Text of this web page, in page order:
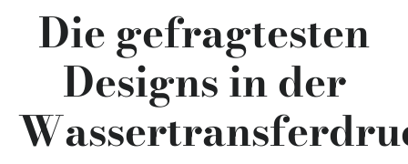
Die gefragtesten
Designs in der